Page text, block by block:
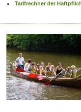
Tarifrechner der